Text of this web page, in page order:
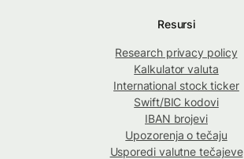
Resursi
Research privacy policy
Kalkulator valuta
International stock ticker
Swift/BIC kodovi
IBAN brojevi
Upozorenja o tečaju
Usporedi valutne tečajeve